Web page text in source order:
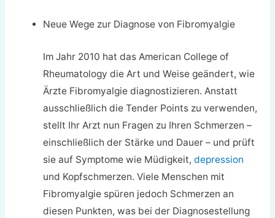
Neue Wege zur Diagnose von Fibromyalgie
Im Jahr 2010 hat das American College of
Rheumatology die Art und Weise geändert, wie
Ärzte Fibromyalgie diagnostizieren. Anstatt
ausschließlich die Tender Points zu verwenden,
stellt Ihr Arzt nun Fragen zu Ihren Schmerzen –
einschließlich der Stärke und Dauer – und prüft
sie auf Symptome wie Müdigkeit,depression
und Kopfschmerzen. Viele Menschen mit
Fibromyalgie spüren jedoch Schmerzen an
diesen Punkten, was bei der Diagnosestellung